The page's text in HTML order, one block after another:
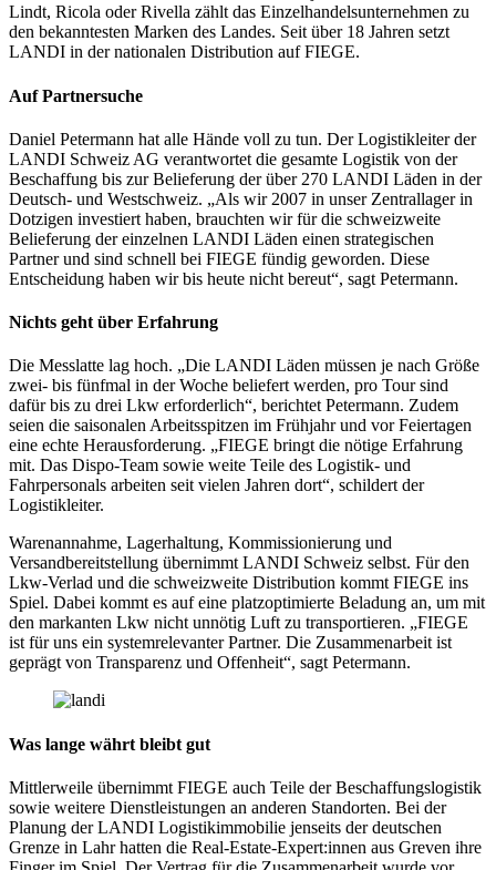
Lindt, Ricola oder Rivella zählt das Einzelhandelsunternehmen zu
den bekanntesten Marken des Landes. Seit über 18 Jahren setzt
LANDI in der nationalen Distribution auf FIEGE.
Auf Partnersuche
Daniel Petermann hat alle Hände voll zu tun. Der Logistikleiter der
LANDI Schweiz AG verantwortet die gesamte Logistik von der
Beschaffung bis zur Belieferung der über 270 LANDI Läden in der
Deutsch- und Westschweiz. „Als wir 2007 in unser Zentrallager in
Dotzigen investiert haben, brauchten wir für die schweizweite
Belieferung der einzelnen LANDI Läden einen strategischen
Partner und sind schnell bei FIEGE fündig geworden. Diese
Entscheidung haben wir bis heute nicht bereut“, sagt Petermann.
Nichts geht über Erfahrung
Die Messlatte lag hoch. „Die LANDI Läden müssen je nach Größe
zwei- bis fünfmal in der Woche beliefert werden, pro Tour sind
dafür bis zu drei Lkw erforderlich“, berichtet Petermann. Zudem
seien die saisonalen Arbeitsspitzen im Frühjahr und vor Feiertagen
eine echte Herausforderung. „FIEGE bringt die nötige Erfahrung
mit. Das Dispo-Team sowie weite Teile des Logistik- und
Fahrpersonals arbeiten seit vielen Jahren dort“, schildert der
Logistikleiter.
Warenannahme, Lagerhaltung, Kommissionierung und
Versandbereitstellung übernimmt LANDI Schweiz selbst. Für den
Lkw-Verlad und die schweizweite Distribution kommt FIEGE ins
Spiel. Dabei kommt es auf eine platzoptimierte Beladung an, um mit
den markanten Lkw nicht unnötig Luft zu transportieren. „FIEGE
ist für uns ein systemrelevanter Partner. Die Zusammenarbeit ist
geprägt von Transparenz und Offenheit“, sagt Petermann.
Was lange währt bleibt gut
Mittlerweile übernimmt FIEGE auch Teile der Beschaffungslogistik
sowie weitere Dienstleistungen an anderen Standorten. Bei der
Planung der LANDI Logistikimmobilie jenseits der deutschen
Grenze in Lahr hatten die Real-Estate-Expert:innen aus Greven ihre